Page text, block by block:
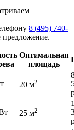
8 (495) 740-
предложение.
Оптимальная
площадь
20 м2
25 м2